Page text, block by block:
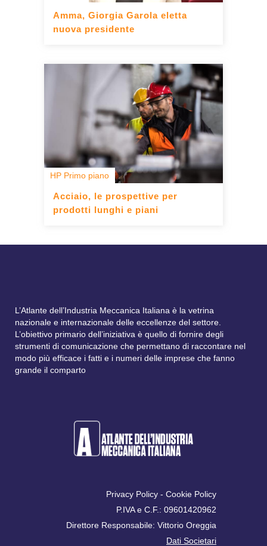
Amma, Giorgia Garola eletta
nuova presidente
HP Primo piano
Acciaio, le prospettive per
prodotti lunghi e piani
L’Atlante dell’Industria Meccanica Italiana è la vetrina
nazionale e internazionale delle eccellenze del settore.
L’obiettivo primario dell’iniziativa è quello di fornire degli
strumenti di comunicazione che permettano di raccontare nel
modo più efficace i fatti e i numeri delle imprese che fanno
grande il comparto
Privacy Policy - Cookie Policy
P.IVA e C.F.: 09601420962
Direttore Responsabile: Vittorio Oreggia
Dati Societari